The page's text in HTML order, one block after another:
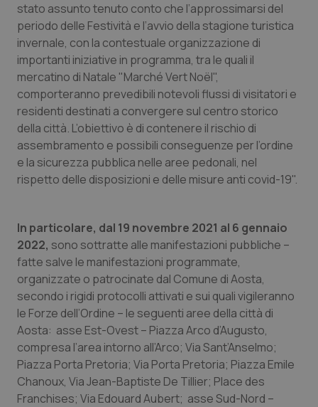
Liguria
Lombardia
Marche
Molise
Piemonte
Provincia Autonoma di Trento
Puglia
Sardegna
Sicilia
Toscana
Disturbi dell’umore
Dolore
Donna & Salute
Epatiti
HIV
Ipertensione & Scompenso
Malattie rare
Malattia di Crohn & Rettocolite Ulcerosa
Neuroscienze & patologie neurodegenerative
Obesità
stato assunto tenuto conto che l’approssimarsi del
periodo delle Festività e l’avvio della stagione turistica
invernale, con la contestuale organizzazione di
importanti iniziative in programma, tra le quali il
mercatino di Natale "Marché Vert Noël",
comporteranno prevedibili notevoli flussi di visitatori e
residenti destinati a convergere sul centro storico
della città. L’obiettivo è di contenere il rischio di
assembramento e possibili conseguenze per l’ordine
e la sicurezza pubblica nelle aree pedonali, nel
rispetto delle disposizioni e delle misure anti covid-19".
In particolare, dal 19 novembre 2021 al 6 gennaio
2022, sono sottratte alle manifestazioni pubbliche –
fatte salve le manifestazioni programmate,
organizzate o patrocinate dal Comune di Aosta,
secondo i rigidi protocolli attivati e sui quali vigileranno
le Forze dell’Ordine – le seguenti aree della città di
Aosta: asse Est-Ovest – Piazza Arco d’Augusto,
compresa l’area intorno all’Arco; Via Sant’Anselmo;
Piazza Porta Pretoria; Via Porta Pretoria; Piazza Emile
Chanoux, Via Jean-Baptiste De Tillier; Place des
Franchises; Via Edouard Aubert; asse Sud-Nord –